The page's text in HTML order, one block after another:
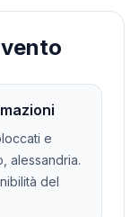
e
alessandria.
del